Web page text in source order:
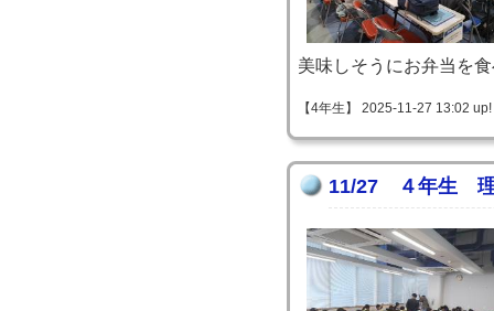
美味しそうにお弁当を
【4年生】 2025-11-27 13:02 up!
11/27 ４年生 理